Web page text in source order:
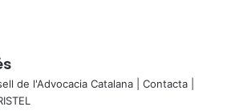
de l'Advocacia Catalana | Contacta